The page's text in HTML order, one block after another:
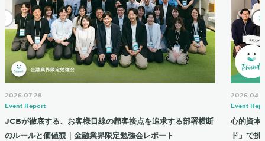
2026.07.28
Event Report
JCBが徹底する、お客様目線の顧客接点を追求する部署横断
のルールと価値観｜金融業界限定勉強会レポート
Event
心的資本
ド」で